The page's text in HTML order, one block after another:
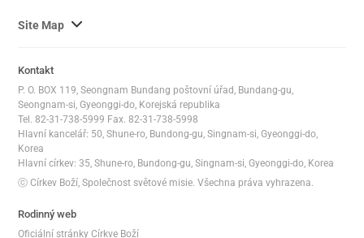
Site Map 사
전
체
보
기
Kontakt
P. O. BOX 119, Seongnam Bundang poštovní úřad, Bundang-gu,
Seongnam-si, Gyeonggi-do, Korejská republika
Tel. 82-31-738-5999 Fax. 82-31-738-5998
Hlavní kancelář: 50, Shune-ro, Bundong-gu, Singnam-si, Gyeonggi-do,
Korea
Hlavní církev: 35, Shune-ro, Bundong-gu, Singnam-si, Gyeonggi-do, Korea
ⓒ Církev Boží, Společnost světové misie. Všechna práva vyhrazena.
Rodinný web
Oficiální stránky Církve Boží